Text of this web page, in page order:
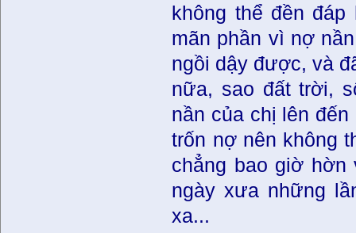
không thể đền
mãn phần vì nợ
ngồi dậy được, và
nữa, sao đất trời,
nần của chị lên
trốn nợ nên không
chẳng bao giờ
ngày xưa những
xa...